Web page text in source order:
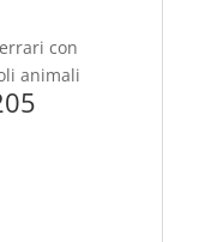
con
animali